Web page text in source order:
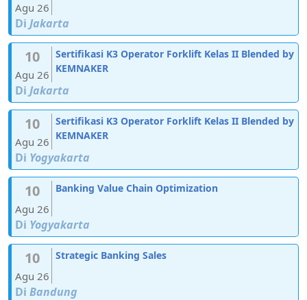
Agu 26
Di Jakarta
10
Agu 26
Sertifikasi K3 Operator Forklift Kelas II Blended by
KEMNAKER
Di Jakarta
10
Agu 26
Sertifikasi K3 Operator Forklift Kelas II Blended by
KEMNAKER
Di Yogyakarta
10
Agu 26
Banking Value Chain Optimization
Di Yogyakarta
10
Agu 26
Strategic Banking Sales
Di Bandung